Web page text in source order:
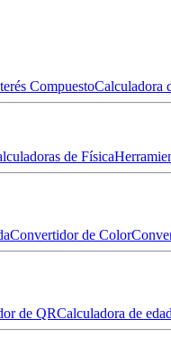
CompuestoCalculadora
de Física
Convertidor de Color
de QRCalculadora de edad